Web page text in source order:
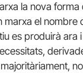
la nova
el nombre
es produirà